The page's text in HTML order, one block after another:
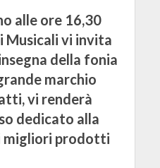
alle ore 16,30
Musicali vi invita
della fonia
marchio
vi renderà
dedicato alla
migliori prodotti